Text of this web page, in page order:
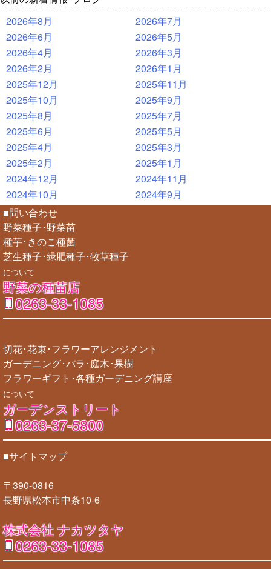
2026年8月
2026年7月
2026年6月
2026年5月
2026年4月
2026年3月
2026年2月
2026年1月
2025年12月
2025年11月
2025年10月
2025年9月
2025年8月
2025年7月
2025年6月
2025年5月
2025年4月
2025年3月
2025年2月
2025年1月
2024年12月
2024年11月
2024年10月
2024年9月
■問い合わせ
野菜種子･野菜苗
種芋･きのこ種菌
芝生種子･緑肥種子･牧草種子
について
野菜の種苗店
0263-33-1085
切花･花束･フラワーアレンジメント
ガーデニング･バラ･庭木･果樹
フラワーギフト･各種ガーデニング講座
について
ガーデンストリート
0263-37-5800
■サイトマップ
〒390-0816
長野県松本市中条10-6
株式会社 ナカツタヤ
0263-33-1085